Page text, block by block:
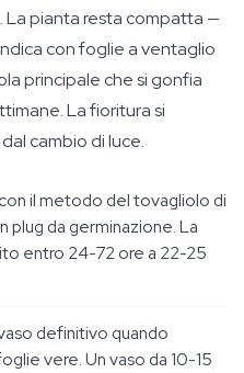
La pianta resta compatta —
con foglie a ventaglio
principale che si gonfia
La fioritura si
cambio di luce.
il metodo del tovagliolo di
plug da germinazione. La
entro 24-72 ore a 22-25
definitivo quando
vere. Un vaso da 10-15